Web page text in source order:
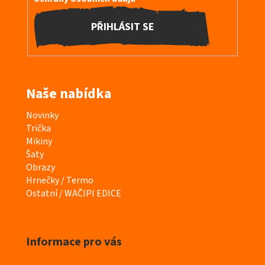
PŘIHLÁSIT SE
Naše nabídka
K
a
t
e
g
o
r
Novinky
Trička
Mikiny
Šaty
Obrazy
Hrnečky / Termo
Ostatní / WAČIPI EDICE
Informace pro vás